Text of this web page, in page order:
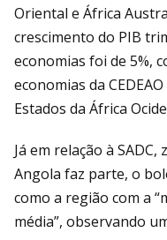
Oriental e África
crescimento do PIB
economias foi de 5%,
economias da
Estados da África
Já em relação à
Angola faz parte, o
como a região com a
média”, observando